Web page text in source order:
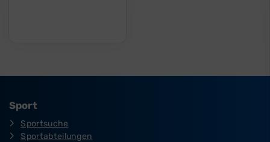
Sport
Sportsuche
Sportabteilungen